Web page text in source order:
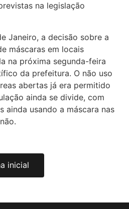
na legislação
Janeiro, a decisão sobre a
máscaras em locais
na próxima segunda-feira
da prefeitura. O não uso
abertas já era permitido
ainda se divide, com
ainda usando a máscara nas
inicial